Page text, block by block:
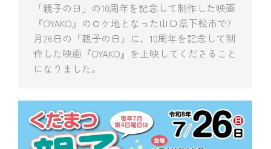
「親子の日」の10周年を記念して制作した映画
『OYAKO』のロケ地となった山口県下松市で7
月26日の「親子の日」に、10周年を記念して制
作した映画『OYAKO』を上映してくださること
になりました。